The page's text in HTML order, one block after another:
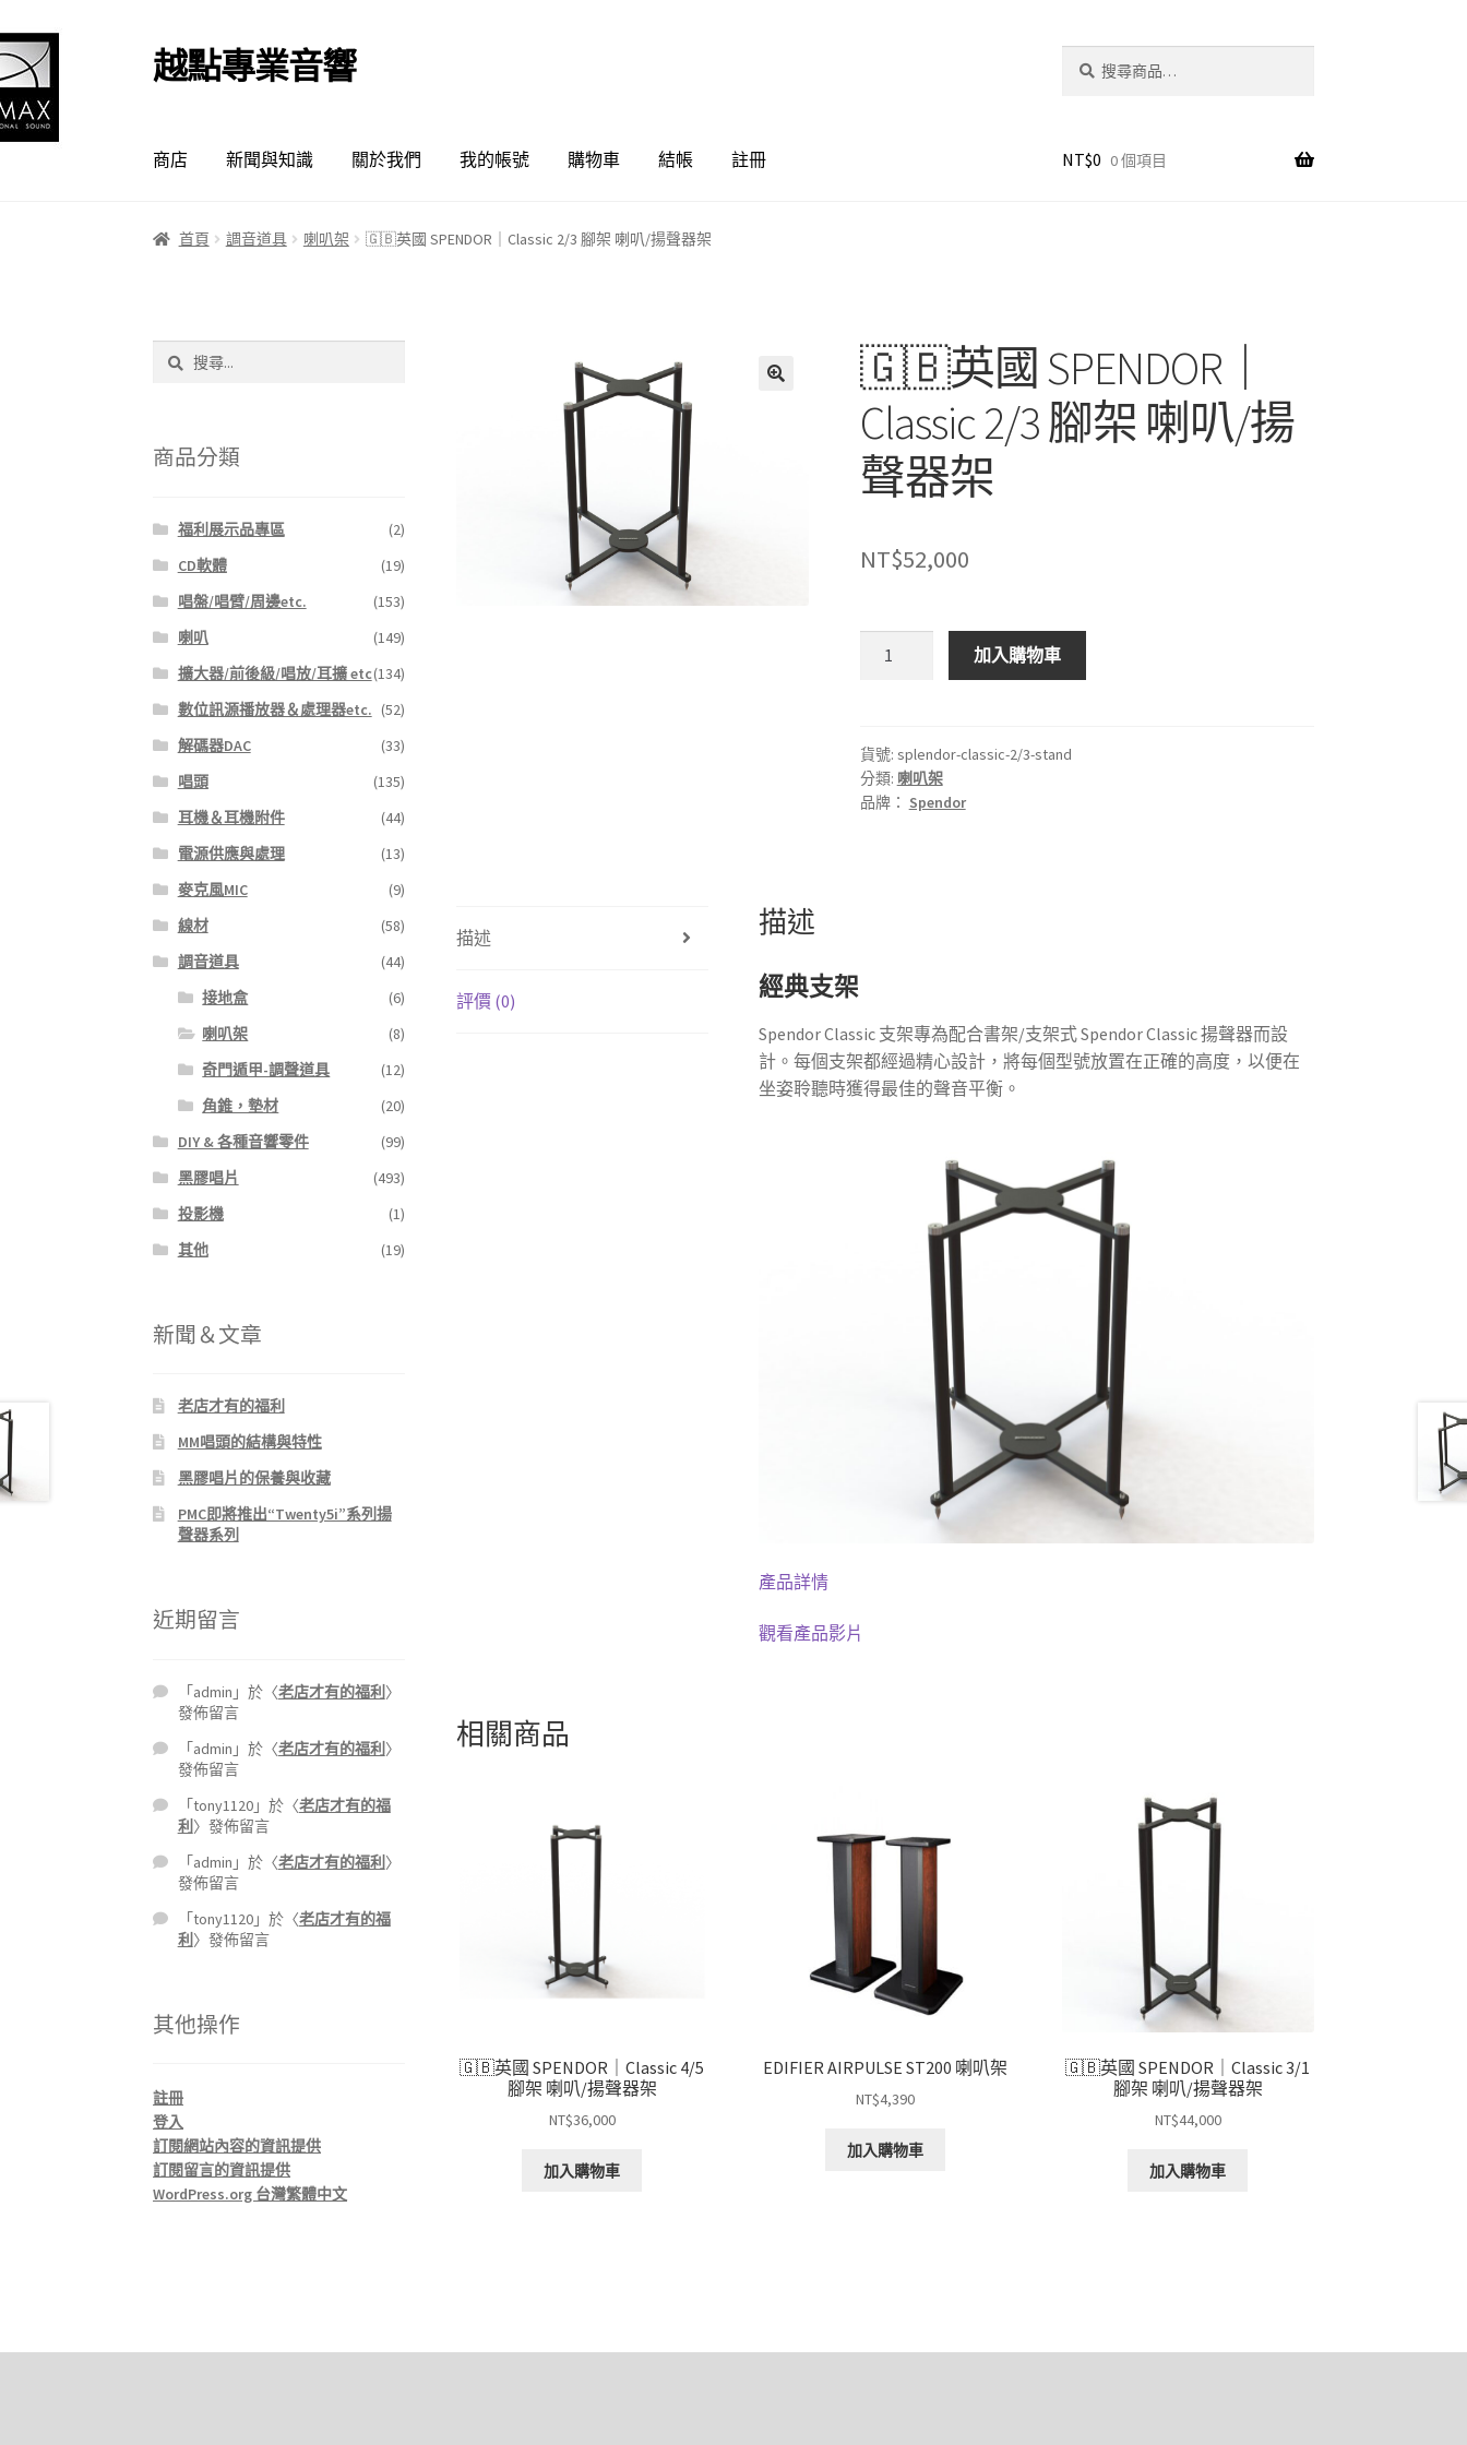
跳
至
列
跳
至
內
越點專業音響
字:
商店 新聞與知識 關於我們 我的帳號 購物車 結帳 註冊 NT$0 0 個項目
首頁 調音道具 喇叭架 🇬🇧英國 SPENDOR｜Classic 2/3 腳架 喇叭/揚聲器架
🇬🇧英國 SPENDOR｜
Classic 2/3 腳架 喇叭/揚
聲器架
NT$52,000
｜
Classic
2/3
器
架
數
量
加入購物車
貨號: splendor-classic-2/3-stand
分類: 喇叭架
品牌： Spendor
描述
評價 (0)
描述
經典支架
Spendor Classic 支架專為配合書架/支架式 Spendor Classic 揚聲器而設
計。每個支架都經過精心設計，將每個型號放置在正確的高度，以便在
坐姿聆聽時獲得最佳的聲音平衡。
產品詳情
觀看產品影片
相關商品
🇬🇧英國 SPENDOR｜Classic 4/5
腳架 喇叭/揚聲器架
NT$36,000
加入購物車
EDIFIER AIRPULSE ST200 喇叭架
NT$4,390
加入購物車
🇬🇧英國 SPENDOR｜Classic 3/1
腳架 喇叭/揚聲器架
NT$44,000
加入購物車
字:
商品分類
福利展示品專區
(2)
CD軟體
(19)
唱盤/唱臂/周邊etc.
(153)
喇叭
(149)
擴大器/前後級/唱放/耳擴 etc(134)
數位訊源播放器＆處理器etc. (52)
解碼器DAC
(33)
唱頭
(135)
耳機＆耳機附件
(44)
電源供應與處理
(13)
麥克風MIC
(9)
線材
(58)
調音道具
(44)
接地盒
(6)
喇叭架
(8)
奇門遁甲-調聲道具
(12)
角錐，墊材
(20)
DIY & 各種音響零件
(99)
黑膠唱片
(493)
投影機
(1)
其他
(19)
新聞＆文章
老店才有的福利
MM唱頭的結構與特性
黑膠唱片的保養與收藏
PMC即將推出“Twenty5i”系列揚
聲器系列
近期留言
「admin 」於〈老店才有的福利 〉
發佈留言
「admin 」於〈老店才有的福利 〉
發佈留言
「tony1120」於〈老店才有的福
利 〉發佈留言
「admin 」於〈老店才有的福利 〉
發佈留言
「tony1120」於〈老店才有的福
利 〉發佈留言
其他操作
註冊
登入
訂閱網站內容的資訊提供
訂閱留言的資訊提供
WordPress.org 台灣繁體中文